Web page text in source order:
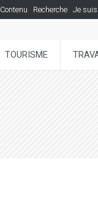
Contenu Recherche Je suis
TOURISME